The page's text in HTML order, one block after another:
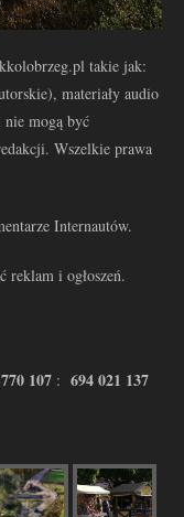
takie jak:
materiały audio
nie mogą być
Wszelkie prawa
Internautów.
reklam i ogłoszeń.
107 : 694 021 137